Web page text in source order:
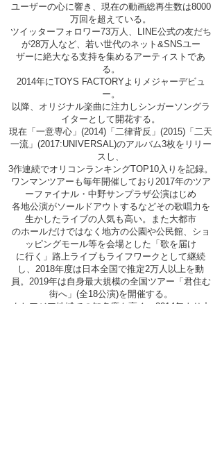
ユーザーの心に響き、現在の動画総再生数は8000
万回を超えている。
ツイッターフォロワー73万人、LINE公式の友だち
が28万人など、若い世代のネット&SNSユー
ザーに絶大なる支持を集めるアーティストであ
る。
2014年にTOYS FACTORYよりメジャーデビュ
ー。
以降、オリジナル楽曲に注力しシンガーソングラ
イターとして開花する。
現在「一意専心」(2014)「二律背反」(2015)「二天
一流」(2017:UNIVERSAL)のアルバム3枚をリリー
スし、
3作連続でオリコンランキングTOP10入りを記録。
ワンマンツアーも毎年開催しており2017年のツア
ーファイナル・中野サンプラザ公演はじめ
各地公演がソールドアウトするなどその歌唱力を
生かしたライブの人気も高い。また大都市
のホールだけではなく地方の公園や公民館、ショ
ッピングモール等を会場とした「歌を届け
に行く」路上ライブもライフワークとして継続
し、2018年度は日本全国で推定2万人以上を動
員。2019年は自身最大規模の全国ツアー「君住む
街へ」(全18公演)を開催する。
またアジア地域での知名度も高く、2014年より中